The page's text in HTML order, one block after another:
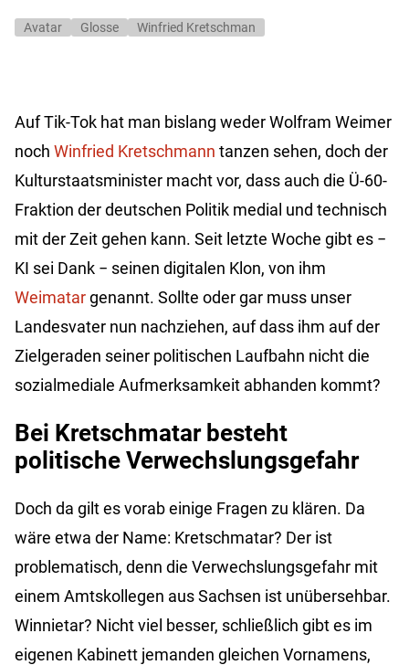
Avatar Glosse Winfried Kretschman
Auf Tik-Tok hat man bislang weder Wolfram Weimer
noch Winfried Kretschmann tanzen sehen, doch der
Kulturstaatsminister macht vor, dass auch die Ü-60-
Fraktion der deutschen Politik medial und technisch
mit der Zeit gehen kann. Seit letzte Woche gibt es −
KI sei Dank − seinen digitalen Klon, von ihm
Weimatargenannt. Sollte oder gar muss unser
Landesvater nun nachziehen, auf dass ihm auf der
Zielgeraden seiner politischen Laufbahn nicht die
sozialmediale Aufmerksamkeit abhanden kommt?
Bei Kretschmatar besteht
politische Verwechslungsgefahr
Doch da gilt es vorab einige Fragen zu klären. Da
wäre etwa der Name: Kretschmatar? Der ist
problematisch, denn die Verwechslungsgefahr mit
einem Amtskollegen aus Sachsen ist unübersehbar.
Winnietar? Nicht viel besser, schließlich gibt es im
eigenen Kabinett jemanden gleichen Vornamens,